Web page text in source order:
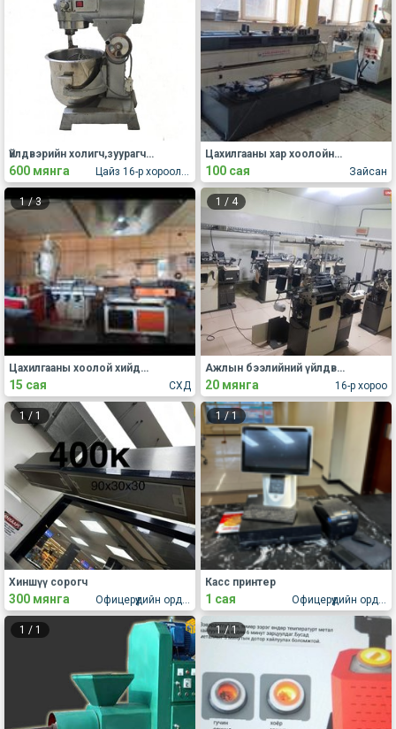
Цайз 16-р хороолол
Үйлдвэрийн холигч,зуурагч,миксер зарна.
600 мянга Зайсан
Цахилгааны хар хоолойны 16,22мм хоолой гардаг төхөөрөмж
100 сая
1/3
СХД
Цахилгааны хоолой хийдэг төхөөрөмж зарна
15 сая
1 / 4
16-р хороо
Ажлын бээлийний үйлдвэр зарна
20 мянга
1 / 1
Офицерүүдийн ордон
Хиншүү сорогч
300 мянга
1 /1
Офицерүүдийн ордон
Касс принтер
1 сая
1 / 1 1/1